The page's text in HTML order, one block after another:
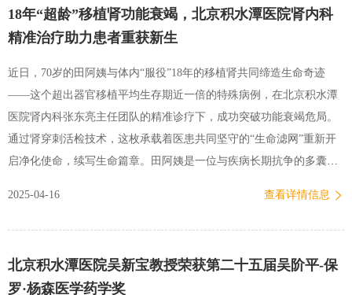
18年“超龄”移植肾功能衰竭，北京积水潭医院肾内科
精准治疗助力患者重获新生
近日，70岁的田阿姨与体内“服役”18年的移植肾共同缔造生命奇迹
——这个超出器官移植平均生存期近一倍的特殊病例，在北京积水潭
医院肾内科张东亮主任团队的精准诊疗下，成功突破功能衰竭危局。
通过肾穿刺活检技术，这枚承载着医患共同坚守的“生命滤网”重新开
启净化使命，续写生命篇章。田阿姨是一位与疾病长期抗争的多囊肾
用糖皮质激素和免疫抑制剂，但肾功能恢复良好。然而术后8个月，田
高危型，期间曾使用抗病毒药物进行治疗。近一年来，田阿姨的血肌
2025-04-16 查看详情信息
北京积水潭医院吴新宝教授荣获第二十五届吴阶平-保
罗·杨森医学药学奖